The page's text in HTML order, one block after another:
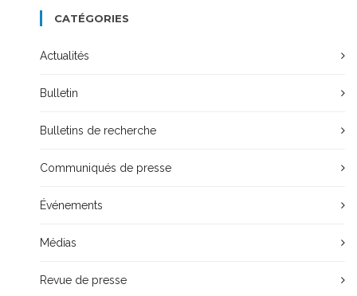
CATÉGORIES
Actualités
Bulletin
Bulletins de recherche
Communiqués de presse
Événements
Médias
Revue de presse